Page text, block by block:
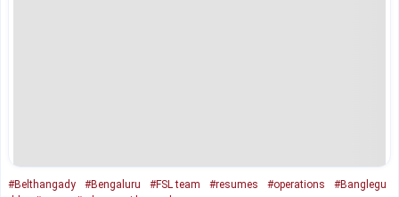
#Belthangady #Bengaluru #FSL team #resumes #operations
#Banglegu